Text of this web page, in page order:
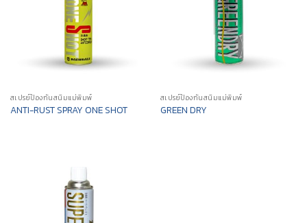
สเปรย์ป้องกันสนิมแม่พิมพ์
ANTI-RUST SPRAY ONE SHOT
สเปรย์ป้องกันสนิมแม่พิมพ์
GREEN DRY